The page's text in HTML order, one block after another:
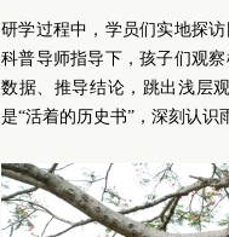
研学过程中，学员们实地探
科普导师指导下，孩子们观
数据、推导结论，跳出浅层
是“活着的历史书”，深刻认识